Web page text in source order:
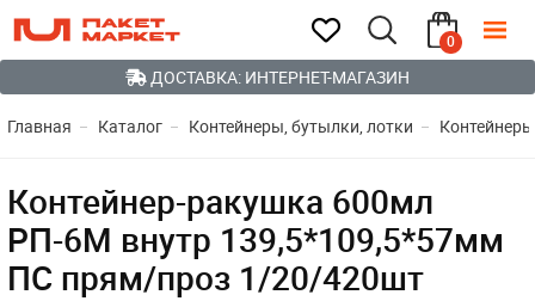
0
ДОСТАВКА: ИНТЕРНЕТ-МАГАЗИН
Главная Каталог Контейнеры, бутылки, лотки
Контейнер-ракушка 600мл
РП-6М внутр 139,5*109,5*57мм
ПС прям/проз 1/20/420шт